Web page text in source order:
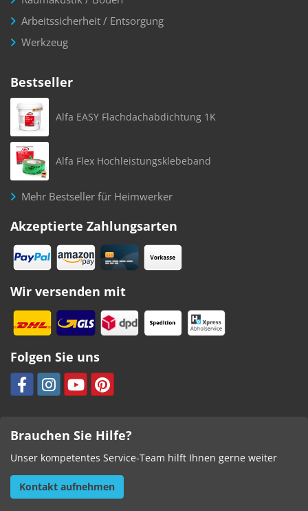
Arbeitssicherheit / Entsorgung
Werkzeug
Bestseller
Alfa EASY Flachdachabdichtung 1K
Alfa Flex Hochleistungsklebeband
Mehr Bestseller für Heimwerker
Akzeptierte Zahlungsarten
Wir versenden mit
Folgen Sie uns
Brauchen Sie Hilfe?
Unser kompetentes Service-Team hilft Ihnen gerne weiter
Kontakt aufnehmen